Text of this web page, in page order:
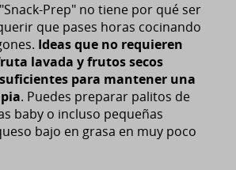
Prep" no tiene por qué ser
que pases horas cocinando
Ideas que no requieren
lavada y frutos secos
para mantener una
. Puedes preparar palitos de
baby o incluso pequeñas
bajo en grasa en muy poco